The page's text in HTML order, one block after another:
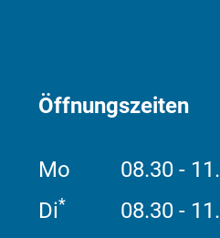
Öffnungszeiten
Mo
08.30 -
Di*
08.30 -